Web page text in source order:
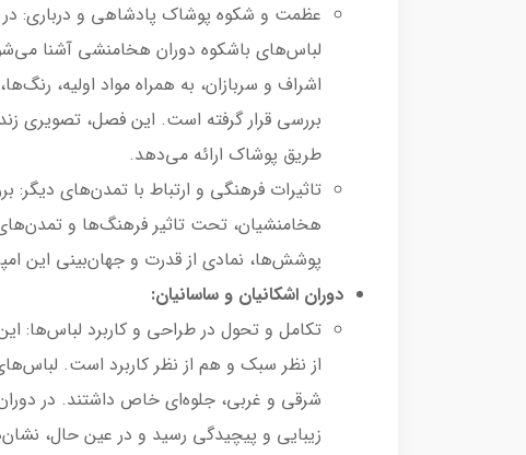
عظمت و شکوه پوشاک پادشاهی و درباری:
لباس‌های باشکوه دوران هخامنشی آشنا
اشراف و سربازان، به همراه مواد اولیه،
بررسی قرار گرفته است. این فصل، تصویری
طریق پوشاک ارائه می‌دهد.
تاثیرات فرهنگی و ارتباط با تمدن‌های
هخامنشیان، تحت تاثیر فرهنگ‌ها و
پوشش‌ها، نمادی از قدرت و جهان‌بینی این
دوران اشکانیان و ساسانیان:
تکامل و تحول در طراحی و کاربرد لباس‌ها:
از نظر سبک و هم از نظر کاربرد است.
شرقی و غربی، جلوه‌ای خاص داشتند. در
زیبایی و پیچیدگی رسید و در عین حال،